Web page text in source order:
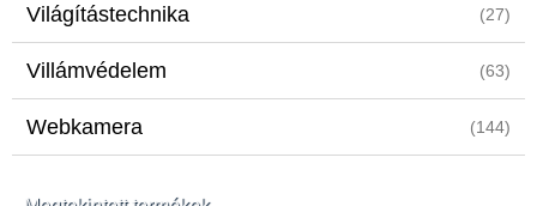
Világítástechnika (27)
Villámvédelem (63)
Webkamera (144)